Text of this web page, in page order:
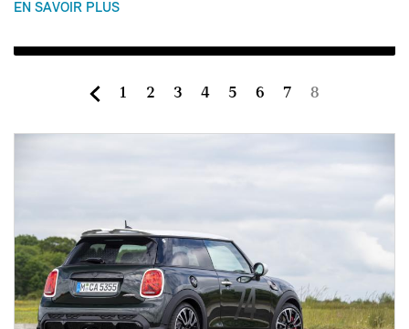
EN SAVOIR PLUS
Page
1 Page
2 Page
3 Page
4 Page
5 Page
6 Page
7
Page
8